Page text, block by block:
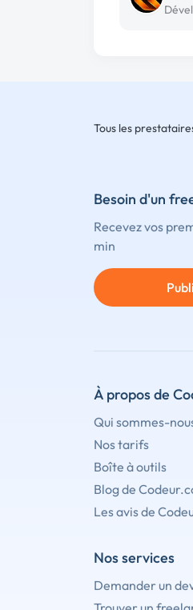
Tous les
Besoin d'un
Recevez vos
min
À propos de
Qui sommes-
Nos tarifs
Boîte à outils
Blog de
Les avis de
Nos services
Demander un